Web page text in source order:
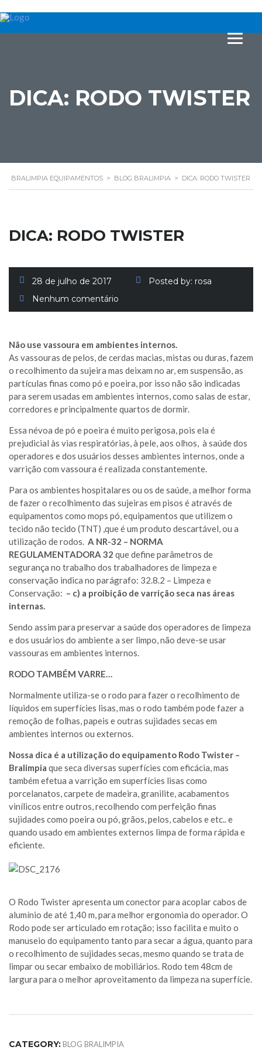
DICA: RODO TWISTER
BRALIMPIA EQUIPAMENTOS > BLOG BRALIMPIA > DICA: RODO TWISTER
DICA: RODO TWISTER
28 de julho de 2017 Posted by: rosa
Nenhum comentário
Não use vassoura em ambientes internos.
As vassouras de pelos, de cerdas macias, mistas ou duras, fazem
o recolhimento da sujeira mas deixam no ar, em suspensão, as
partículas finas como pó e poeira, por isso não são indicadas
para serem usadas em ambientes internos, como salas de estar,
corredores e principalmente quartos de dormir.
Essa névoa de pó e poeira é muito perigosa, pois ela é
prejudicial às vias respiratórias, à pele, aos olhos, à saúde dos
operadores e dos usuários desses ambientes internos, onde a
varrição com vassoura é realizada constantemente.
Para os ambientes hospitalares ou os de saúde, a melhor forma
de fazer o recolhimento das sujeiras em pisos é através de
equipamentos como mops pó, equipamentos que utilizem o
tecido não tecido (TNT) ,que é um produto descartável, ou a
utilização de rodos. A NR-32 – NORMA
REGULAMENTADORA 32 que define parâmetros de
segurança no trabalho dos trabalhadores de limpeza e
conservação indica no parágrafo: 32.8.2 – Limpeza e
Conservação: – c) a proibição de varrição seca nas áreas
internas.
Sendo assim para preservar a saúde dos operadores de limpeza
e dos usuários do ambiente a ser limpo, não deve-se usar
vassouras em ambientes internos.
RODO TAMBÉM VARRE…
Normalmente utiliza-se o rodo para fazer o recolhimento de
líquidos em superfícies lisas, mas o rodo também pode fazer a
remoção de folhas, papeis e outras sujidades secas em
ambientes internos ou externos.
Nossa dica é a utilização do equipamento Rodo Twister –
Bralimpia que seca diversas superfícies com eficácia, mas
também efetua a varrição em superfícies lisas como
porcelanatos, carpete de madeira, granilite, acabamentos
vinílicos entre outros, recolhendo com perfeição finas
sujidades como poeira ou pó, grãos, pelos, cabelos e etc.. e
quando usado em ambientes externos limpa de forma rápida e
eficiente.
O Rodo Twister apresenta um conector para acoplar cabos de
alumínio de até 1,40 m, para melhor ergonomia do operador. O
Rodo pode ser articulado em rotação; isso facilita e muito o
manuseio do equipamento tanto para secar a água, quanto para
o recolhimento de sujidades secas, mesmo quando se trata de
limpar ou secar embaixo de mobiliários. Rodo tem 48cm de
largura para o melhor aproveitamento da limpeza na superfície.
CATEGORY: BLOG BRALIMPIA